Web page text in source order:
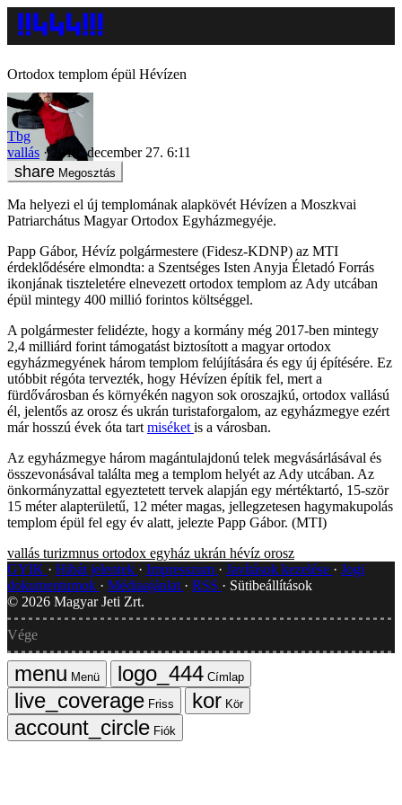
Ortodox templom épül Hévízen
Tbg
vallás
2019. december 27. 6:11
Megosztás
Ma helyezi el új templomának alapkövét Hévízen a Moszkvai
Patriarchátus Magyar Ortodox Egyházmegyéje.
Papp Gábor, Hévíz polgármestere (Fidesz-KDNP) az MTI
érdeklődésére elmondta: a Szentséges Isten Anyja Életadó Forrás
ikonjának tiszteletére elnevezett ortodox templom az Ady utcában
épül mintegy 400 millió forintos költséggel.
A polgármester felidézte, hogy a kormány még 2017-ben mintegy
2,4 milliárd forint támogatást biztosított a magyar ortodox
egyházmegyének három templom felújítására és egy új építésére. Ez
utóbbit régóta tervezték, hogy Hévízen építik fel, mert a
fürdővárosban és környékén nagyon sok oroszajkú, ortodox vallású
él, jelentős az orosz és ukrán turistaforgalom, az egyházmegye ezért
már hosszú évek óta tart miséket is a városban.
Az egyházmegye három magántulajdonú telek megvásárlásával és
összevonásával találta meg a templom helyét az Ady utcában. Az
önkormányzattal egyeztetett tervek alapján egy mértéktartó, 15-ször
15 méter alapterületű, 12 méter magas, jellegzetesen hagymakupolás
templom épül fel egy év alatt, jelezte Papp Gábor. (MTI)
vallás turizmnus ortodox egyház ukrán hévíz orosz
GYIK
Hibát jelentek Impresszum Javítások kezelése
Jogi
dokumentumok
Médiaajánlat RSS
Sütibeállítások
© 2026 Magyar Jeti Zrt.
Vége
Menü
Címlap
Friss
Kör
Fiók